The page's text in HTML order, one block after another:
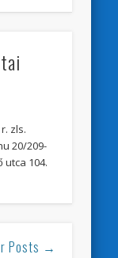
zls.
20/209-
utca 104.
Posts →